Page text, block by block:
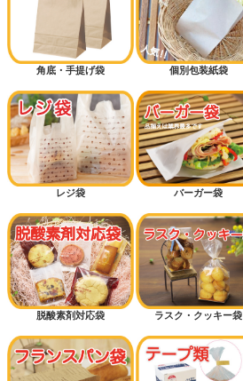
角底・手提げ袋 個別包装紙袋
レジ袋 バーガー袋
脱酸素剤対応袋 ラスク・クッキー袋